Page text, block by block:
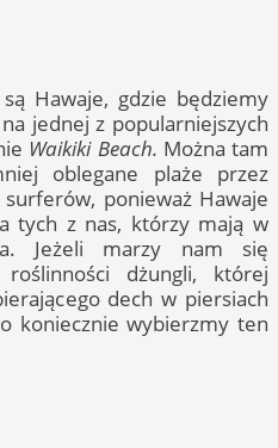
Hawaje, gdzie będziemy
jednej z popularniejszych
Waikiki Beach. Można tam
oblegane plaże przez
ponieważ Hawaje
tych z nas, którzy mają w
Jeżeli marzy nam się
dżungli, której
dech w piersiach
koniecznie wybierzmy ten